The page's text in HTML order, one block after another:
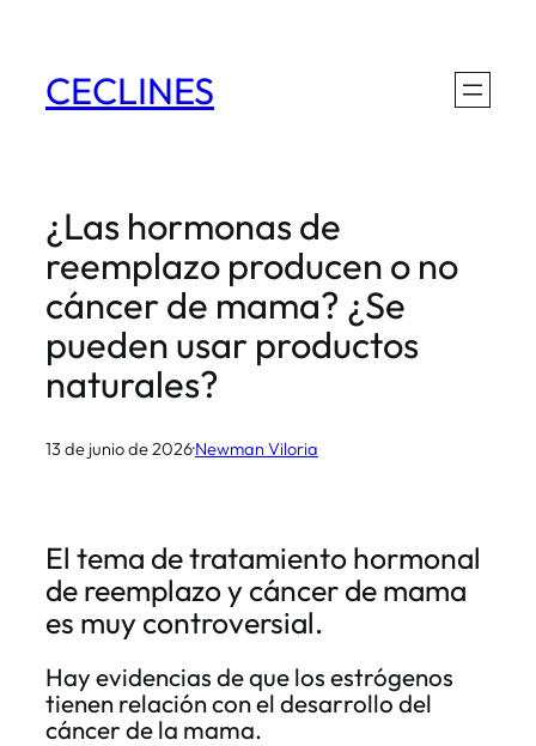
contenido
CECLINES
¿Las hormonas de
reemplazo producen o no
cáncer de mama? ¿Se
pueden usar productos
naturales?
13 de junio de 2026·Newman Viloria
El tema de tratamiento hormonal
de reemplazo y cáncer de mama
es muy controversial.
Hay evidencias de que los estrógenos
tienen relación con el desarrollo del
cáncer de la mama.